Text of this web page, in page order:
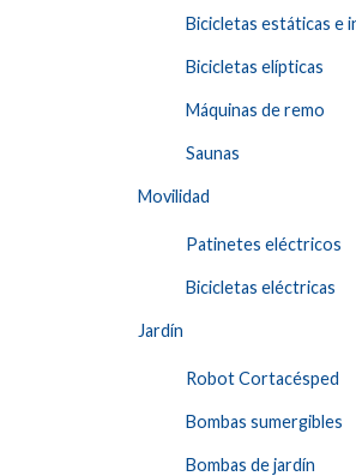
Bicicletas estáticas e
Bicicletas elípticas
Máquinas de remo
Saunas
Movilidad
Patinetes eléctricos
Bicicletas eléctricas
Jardín
Robot Cortacésped
Bombas sumergibles
Bombas de jardín